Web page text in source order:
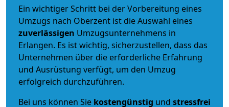
Ein wichtiger Schritt bei der Vorbereitung eines
Umzugs nach Oberzent ist die Auswahl eines
zuverlässigen Umzugsunternehmens in
Erlangen. Es ist wichtig, sicherzustellen, dass das
Unternehmen über die erforderliche Erfahrung
und Ausrüstung verfügt, um den Umzug
erfolgreich durchzuführen.
Bei uns können Sie kostengünstig und stressfrei